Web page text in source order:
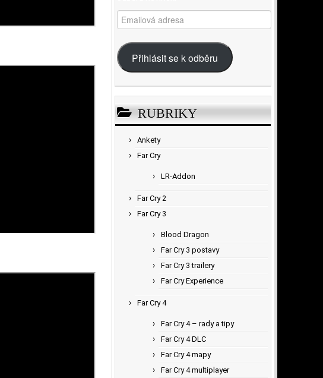
Emailová
adresa
Přihlásit se k odběru
RUBRIKY
Ankety
Far Cry
LR-Addon
Far Cry 2
Far Cry 3
Blood Dragon
Far Cry 3 postavy
Far Cry 3 trailery
Far Cry Experience
Far Cry 4
Far Cry 4 – rady a tipy
Far Cry 4 DLC
Far Cry 4 mapy
Far Cry 4 multiplayer